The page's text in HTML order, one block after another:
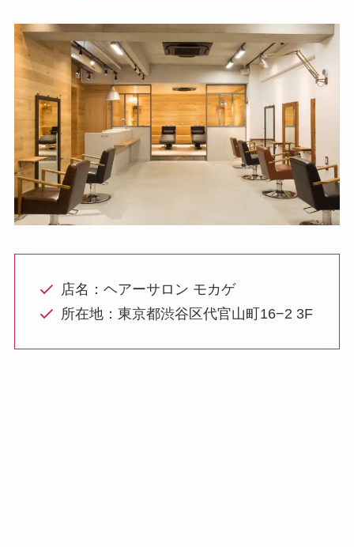
店名：ヘアーサロン モカゲ
所在地：東京都渋谷区代官山町16−2 3F